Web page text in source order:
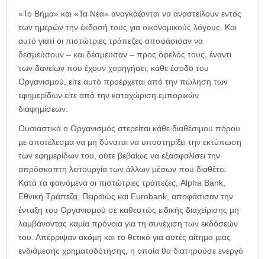
«Το Βήµα» και «Τα Νέα» αναγκάζονται να αναστείλουν εντός
των ηµερών την έκδοσή τους για οικονοµικούς λόγους. Και
αυτό γιατί οι πιστώτριες τράπεζες αποφάσισαν να
δεσµεύσουν – και δέσµευσαν – προς όφελός τους, έναντι
των δανείων που έχουν χορηγήσει, κάθε έσοδο του
Οργανισµού, είτε αυτό προέρχεται από την πώληση των
εφηµερίδων είτε από την καταχώριση εµπορικών
διαφηµίσεων.
Ουσιαστικά ο Οργανισµός στερείται κάθε διαθέσιµου πόρου
µε αποτέλεσµα να µη δύναται να υποστηρίξει την εκτύπωση
των εφηµερίδων του, ούτε βεβαίως να εξασφαλίσει την
απρόσκοπτη λειτουργία των άλλων µέσων που διαθέτει.
Κατά τα φαινόµενα οι πιστώτριες τράπεζες, Alpha Bank,
Εθνική Τράπεζα, Πειραιώς και Eurobank, αποφάσισαν την
ένταξη του Οργανισµού σε καθεστώς ειδικής διαχείρισης µη
λαµβάνοντας καµία πρόνοια για τη συνέχιση των εκδόσεών
του. Απέρριψαν ακόµη και το θετικό για αυτές αίτηµα µιας
ενδιάµεσης χρηµατοδότησης, η οποία θα διατηρούσε ενεργό